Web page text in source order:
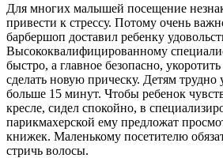
Для многих малышей посещение
привести к стрессу. Потому очень
барбершоп доставил ребенку
Высококвалифицированному
быстро, а главное безопасно,
сделать новую прическу. Детям трудно
больше 15 минут. Чтобы ребенок
кресле, сидел спокойно, в
парикмахерской ему предложат
книжек. Маленькому посетителю
стричь волосы.